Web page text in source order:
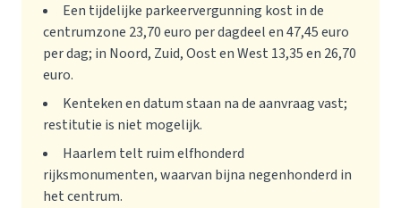
Een tijdelijke parkeervergunning kost in de
centrumzone 23,70 euro per dagdeel en 47,45 euro
per dag; in Noord, Zuid, Oost en West 13,35 en 26,70
euro.
Kenteken en datum staan na de aanvraag vast;
restitutie is niet mogelijk.
Haarlem telt ruim elfhonderd
rijksmonumenten, waarvan bijna negenhonderd in
het centrum.